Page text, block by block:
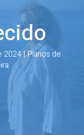
2024|Planos de